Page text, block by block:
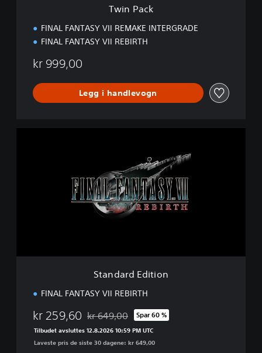
Twin Pack
FINAL FANTASY VII REMAKE INTERGRADE
FINAL FANTASY VII REBIRTH
kr 999,00
Legg i handlevogn
t
Standard Edition
FINAL FANTASY VII REBIRTH
kr 259,60 Nedsatt fra opprinnelig pris på kr 649,00
kr 649,00 Spar 60 %
Tilbudet avsluttes 12.8.2026 10:59 PM UTC
Laveste pris de siste 30 dagene: kr 649,00